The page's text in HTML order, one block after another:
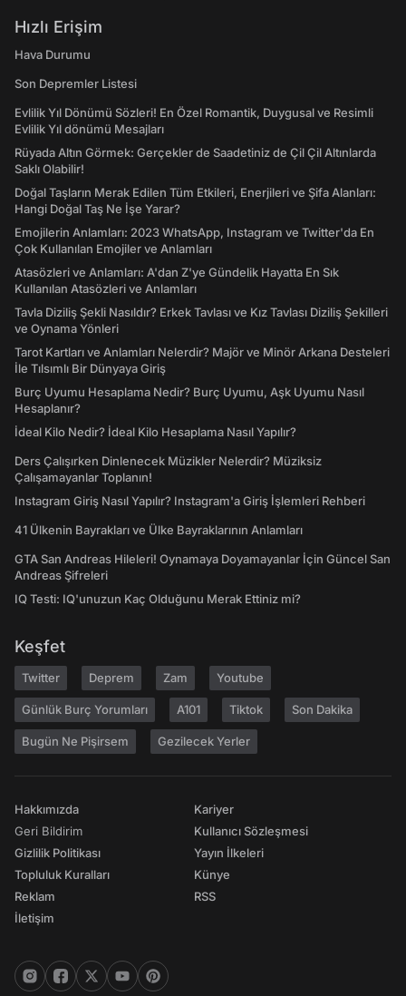
Hızlı Erişim
Hava Durumu
Son Depremler Listesi
Evlilik Yıl Dönümü Sözleri! En Özel Romantik, Duygusal ve Resimli
Evlilik Yıl dönümü Mesajları
Rüyada Altın Görmek: Gerçekler de Saadetiniz de Çil Çil Altınlarda
Saklı Olabilir!
Doğal Taşların Merak Edilen Tüm Etkileri, Enerjileri ve Şifa Alanları:
Hangi Doğal Taş Ne İşe Yarar?
Emojilerin Anlamları: 2023 WhatsApp, Instagram ve Twitter'da En
Çok Kullanılan Emojiler ve Anlamları
Atasözleri ve Anlamları: A'dan Z'ye Gündelik Hayatta En Sık
Kullanılan Atasözleri ve Anlamları
Tavla Diziliş Şekli Nasıldır? Erkek Tavlası ve Kız Tavlası Diziliş Şekilleri
ve Oynama Yönleri
Tarot Kartları ve Anlamları Nelerdir? Majör ve Minör Arkana Desteleri
İle Tılsımlı Bir Dünyaya Giriş
Burç Uyumu Hesaplama Nedir? Burç Uyumu, Aşk Uyumu Nasıl
Hesaplanır?
İdeal Kilo Nedir? İdeal Kilo Hesaplama Nasıl Yapılır?
Ders Çalışırken Dinlenecek Müzikler Nelerdir? Müziksiz
Çalışamayanlar Toplanın!
Instagram Giriş Nasıl Yapılır? Instagram'a Giriş İşlemleri Rehberi
41 Ülkenin Bayrakları ve Ülke Bayraklarının Anlamları
GTA San Andreas Hileleri! Oynamaya Doyamayanlar İçin Güncel San
Andreas Şifreleri
IQ Testi: IQ'unuzun Kaç Olduğunu Merak Ettiniz mi?
Keşfet
Twitter Deprem Zam Youtube
Günlük Burç Yorumları A101 Tiktok Son Dakika
Bugün Ne Pişirsem Gezilecek Yerler
Hakkımızda
Geri Bildirim
Gizlilik Politikası
Topluluk Kuralları
Reklam
İletişim
Kariyer
Kullanıcı Sözleşmesi
Yayın İlkeleri
Künye
RSS